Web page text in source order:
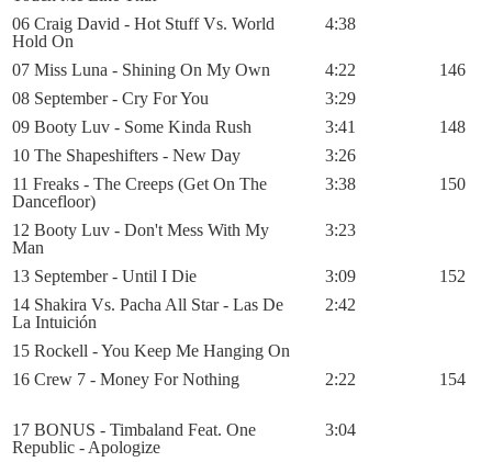
06 Craig David - Hot Stuff Vs. World
Hold On
4:38
07 Miss Luna - Shining On My Own 4:22
146
08 September - Cry For You
3:29
09 Booty Luv - Some Kinda Rush
3:41
148
10 The Shapeshifters - New Day
3:26
11 Freaks - The Creeps (Get On The
Dancefloor)
3:38 150
12 Booty Luv - Don't Mess With My
Man
3:23
13 September - Until I Die 3:09
152
14 Shakira Vs. Pacha All Star - Las De
La Intuición
2:42
15 Rockell - You Keep Me Hanging On
16 Crew 7 - Money For Nothing
2:22 154
17 BONUS - Timbaland Feat. One
Republic - Apologize
3:04